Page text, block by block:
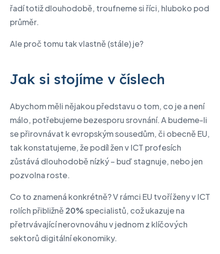
řadí totiž dlouhodobě, troufneme si říci, hluboko pod
průměr.
Ale proč tomu tak vlastně (stále) je?
Jak si stojíme v číslech
Abychom měli nějakou představu o tom, co je a není
málo, potřebujeme bezesporu srovnání. A budeme-li
se přirovnávat k evropským sousedům, či obecně EU,
tak konstatujeme, že podíl žen v ICT profesích
zůstává dlouhodobě nízký – buď stagnuje, nebo jen
pozvolna roste.
Co to znamená konkrétně? V rámci EU tvoří ženy v ICT
rolích přibližně 20%specialistů, což ukazuje na
přetrvávající nerovnováhu v jednom z klíčových
sektorů digitální ekonomiky.